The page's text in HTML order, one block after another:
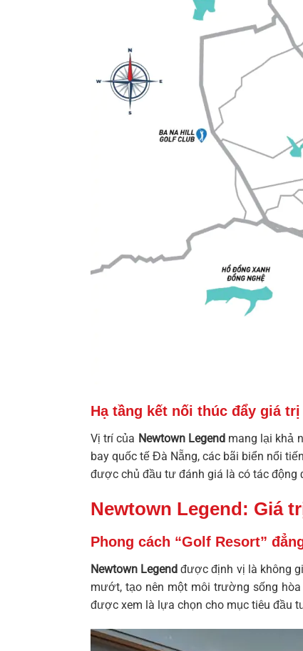
Hạ tầng kết nối thúc đẩy giá
Vị trí của Newtown Legendmang lại khả
bay quốc tế Đà Nẵng, các bãi biển nổi
được chủ đầu tư đánh giá là có tác
Newtown Legend: Giá
Phong cách “Golf Resort”
Newtown Legend được định vị là không
mướt, tạo nên một môi trường sống
được xem là lựa chọn cho mục tiêu đầu